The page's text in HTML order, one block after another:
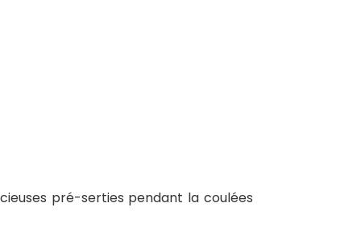
pré-serties pendant la coulées